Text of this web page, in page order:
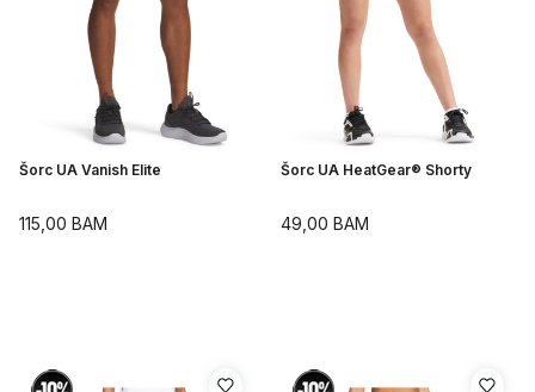
Šorc UA Vanish Elite
115,00 BAM
Šorc UA HeatGear® Shorty
49,00 BAM